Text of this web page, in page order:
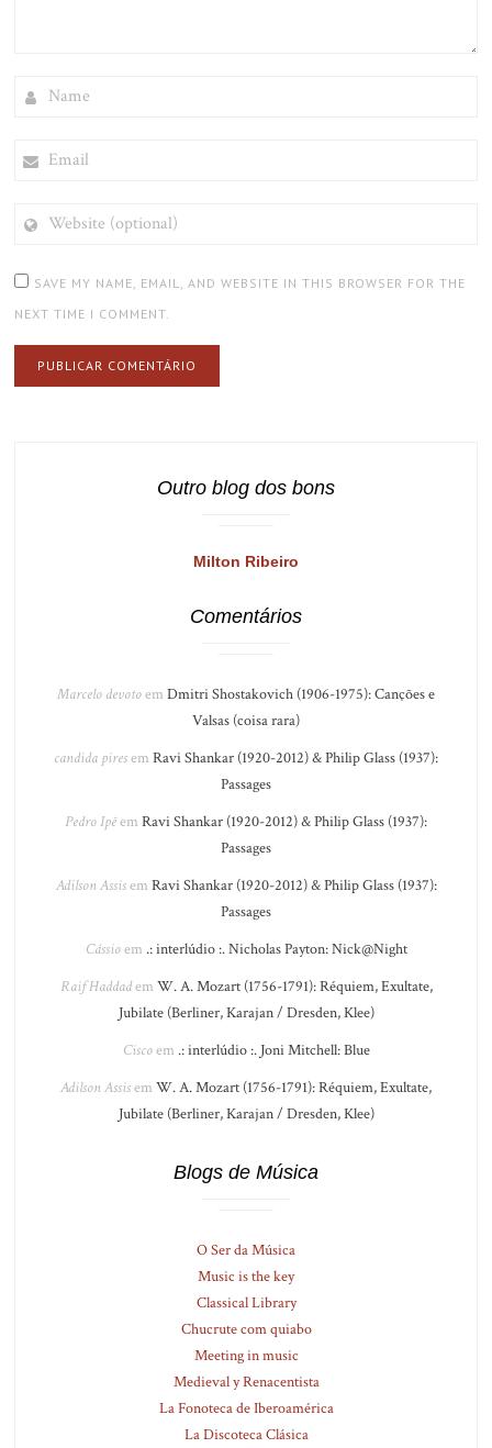
(OPTIONAL)
SAVE MY NAME, EMAIL, AND WEBSITE IN THIS BROWSER FOR THE
NEXT TIME I COMMENT.
Outro blog dos bons
Milton Ribeiro
Comentários
Marcelo devotoem Dmitri Shostakovich (1906-1975): Canções e
Valsas (coisa rara)
candida piresem Ravi Shankar (1920-2012) & Philip Glass (1937):
Passages
Pedro Ipêem Ravi Shankar (1920-2012) & Philip Glass (1937):
Passages
Adilson Assisem Ravi Shankar (1920-2012) & Philip Glass (1937):
Passages
Cássioem .: interlúdio :. Nicholas Payton: Nick@Night
Raif Haddadem W. A. Mozart (1756-1791): Réquiem, Exultate,
Jubilate (Berliner, Karajan / Dresden, Klee)
Ciscoem .: interlúdio :. Joni Mitchell: Blue
Adilson Assisem W. A. Mozart (1756-1791): Réquiem, Exultate,
Jubilate (Berliner, Karajan / Dresden, Klee)
Blogs de Música
O Ser da Música
Music is the key
Classical Library
Chucrute com quiabo
Meeting in music
Medieval y Renacentista
La Fonoteca de Iberoamérica
La Discoteca Clásica